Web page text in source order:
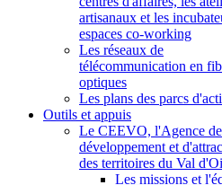
artisanaux et les
espaces co-working
Les réseaux de
télécommunication en
optiques
Les plans des parcs
Outils et appuis
Le CEEVO, l'Agence de
développement et
des territoires du Val
Les missions et